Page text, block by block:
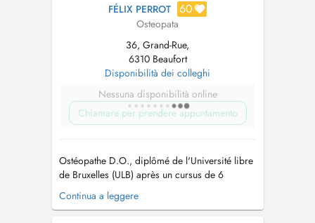
FÉLIX PERROT 60
Osteopata
36, Grand-Rue,
6310 Beaufort
Disponibilità dei colleghi
Nessuna disponibilità online
Chiamare per prendere appuntamento
Ostéopathe D.O., diplômé de l'Université libre
de Bruxelles (ULB) après un cursus de 6
années, je prends en charge les adultes
souffrant de douleurs musculo-squelettiques et
Continua a leggere